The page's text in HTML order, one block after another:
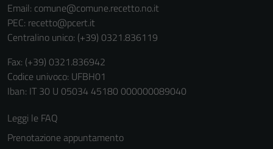
Email: comune@comune.recetto.no.it
PEC: recetto@pcert.it
Centralino unico: (+39) 0321.836119
Fax: (+39) 0321.836942
Codice univoco: UFBH01
Iban: IT 30 U 05034 45180 000000089040
Leggi le FAQ
Prenotazione appuntamento
Questi cookie
per il
essere